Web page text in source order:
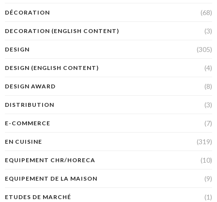
DÉCORATION (68)
DECORATION (ENGLISH CONTENT) (3)
DESIGN (305)
DESIGN (ENGLISH CONTENT) (4)
DESIGN AWARD (8)
DISTRIBUTION (3)
E-COMMERCE (7)
EN CUISINE (319)
EQUIPEMENT CHR/HORECA (10)
EQUIPEMENT DE LA MAISON (9)
ETUDES DE MARCHÉ (1)